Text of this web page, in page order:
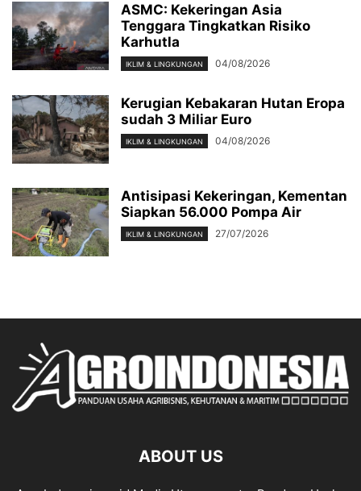
ASMC: Kekeringan Asia
Tenggara Tingkatkan Risiko
Karhutla
IKLIM & LINGKUNGAN 04/08/2026
Kerugian Kebakaran Hutan Eropa
sudah 3 Miliar Euro
IKLIM & LINGKUNGAN 04/08/2026
Antisipasi Kekeringan, Kementan
Siapkan 56.000 Pompa Air
IKLIM & LINGKUNGAN 27/07/2026
ABOUT US